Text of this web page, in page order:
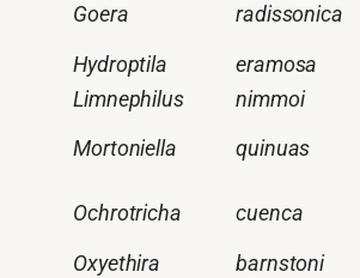
Goera radissonica
Hydroptila
eramosa
Limnephilus
nimmoi
Mortoniella
quinuas
Ochrotricha cuenca
Oxyethira
barnstoni